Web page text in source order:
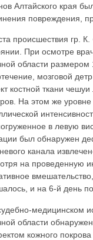
Алтайского края
повреждения,
происшествия гр. К.
При осмотре
области
мозговой
костной ткани чешуи
На этом же
в левую
был обнаружен
канала
на проведенную
и на 6-й день
медицинском
области
кожного